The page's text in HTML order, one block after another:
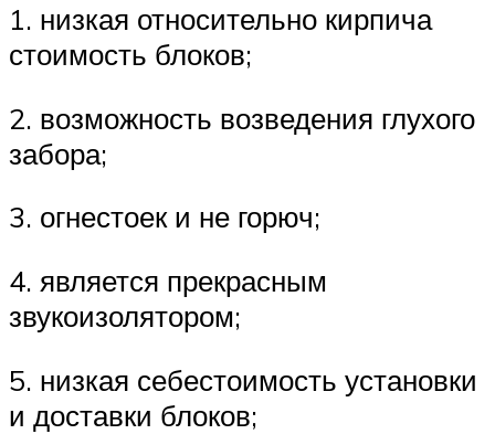
1. низкая относительно кирпича
стоимость блоков;
2. возможность возведения глухого
забора;
3. огнестоек и не горюч;
4. является прекрасным
звукоизолятором;
5. низкая себестоимость установки
и доставки блоков;